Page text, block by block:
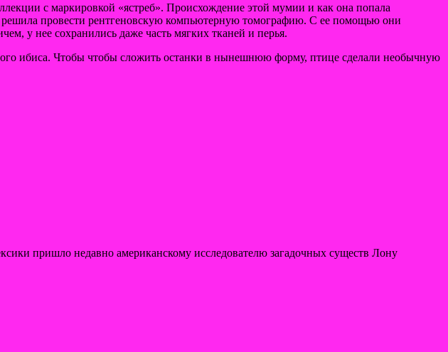
с маркировкой «ястреб». Происхождение этой мумии и как она попала
решила провести рентгеновскую компьютерную томографию. С ее помощью они
у нее сохранились даже часть мягких тканей и перья.
ибиса. Чтобы чтобы сложить останки в нынешнюю форму, птице сделали необычную
пришло недавно американскому исследователю загадочных существ Лону